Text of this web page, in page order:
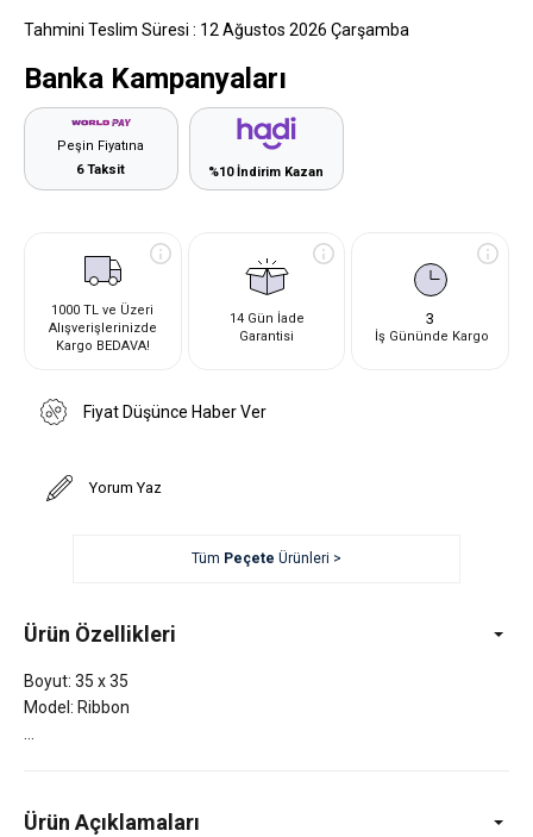
Tahmini Teslim Süresi : 12 Ağustos 2026 Çarşamba
Banka Kampanyaları
Peşin Fiyatına
6 Taksit
%10 İndirim Kazan
1000 TL ve Üzeri
Alışverişlerinizde
Kargo BEDAVA!
14 Gün İade
Garantisi
3
İş Gününde Kargo
Fiyat Düşünce Haber Ver
Yorum Yaz
Tüm Peçete Ürünleri >
Ürün Özellikleri
Boyut: 35 x 35
Model: Ribbon
Ürün Açıklamaları